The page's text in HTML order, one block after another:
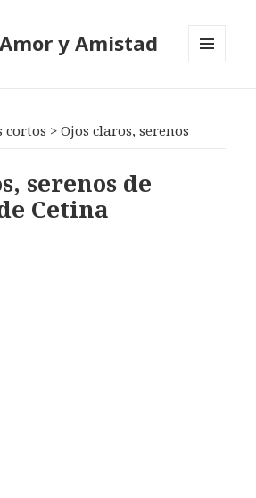
y Amistad
cortos >Ojos claros, serenos
serenos de
Cetina